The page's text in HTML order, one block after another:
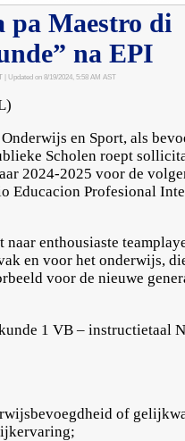
pa Maestro di
na EPI
| Updated on 8/19/2024, 5:58 AM AST
en Sport, als
Scholen roept
2024-2025 voor de
Educacion Profesional
naar enthousiaste
en voor het onderwijs,
voor de nieuwe
1 VB – instructietaal
of